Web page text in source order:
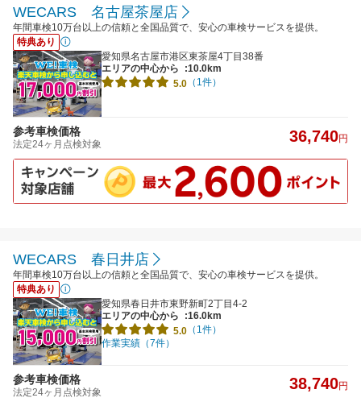
WECARS 名古屋茶屋店
年間車検10万台以上の信頼と全国品質で、安心の車検サービスを提供。
特典あり
愛知県名古屋市港区東茶屋4丁目38番
エリアの中心から
:10.0km
5.0 （1件）
参考車検価格
法定24ヶ月点検対象 36,740円
WECARS 春日井店
年間車検10万台以上の信頼と全国品質で、安心の車検サービスを提供。
特典あり
愛知県春日井市東野新町2丁目4-2
エリアの中心から
:16.0km
5.0 （1件）
作業実績（7件）
参考車検価格
法定24ヶ月点検対象 38,740円